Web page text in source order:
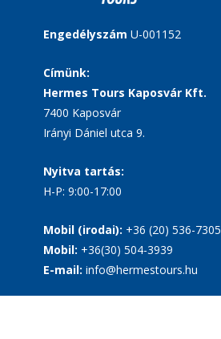
Engedélyszám U-001152
Címünk:
Hermes Tours Kaposvár Kft.
7400 Kaposvár
Irányi Dániel utca 9.
Nyitva tartás:
H-P: 9:00-17:00
Mobil (irodai): +36 (20) 536-7305
Mobil: +36(30) 504-3939
E-mail: info@hermestours.hu